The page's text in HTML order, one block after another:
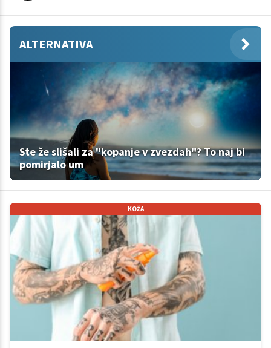
ALTERNATIVA
Ste že slišali za "kopanje v zvezdah"? To naj bi
pomirjalo um
KOŽA